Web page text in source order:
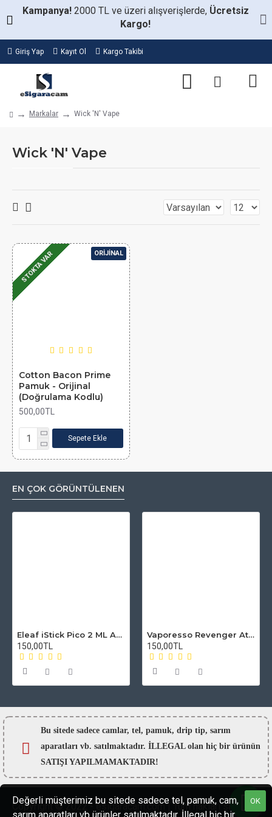
Kampanya! 2000 TL ve üzeri alışverişlerde, Ücretsiz
Kargo!
Giriş Yap Kayıt Ol Kargo Takibi
Markalar Wick 'N' Vape
Wick 'N' Vape
STOKTA VAR ORIJINAL
Cotton Bacon Prime
Pamuk - Orijinal
(Doğrulama Kodlu)
500,00TL
Sepete Ekle
EN ÇOK GÖRÜNTÜLENEN
Eleaf iStick Pico 2 ML Atomizer Camı
150,00TL
Vaporesso Revenger Atomizer Camı
150,00TL
Bu sitede sadece camlar, tel, pamuk, drip tip, sarım
aparatları vb. satılmaktadır. İLLEGAL olan hiç bir ürünün
SATIŞI YAPILMAMAKTADIR!
Copyright © 2022 - esigaracam.com | Tüm hakları saklıdır.OK
Değerli müşterimiz bu sitede sadece tel, pamuk, cam,